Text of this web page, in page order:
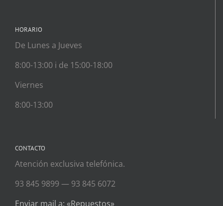
HORARIO
De Lunes a Jueves
8:00-13:00 i de 15:00-18:00
Viernes
8:00-13:00
CONTACTO
Atención exclusiva telefónica.
93 845 9899 — 93 845 6072
Enviar mail a: «Repuestos»